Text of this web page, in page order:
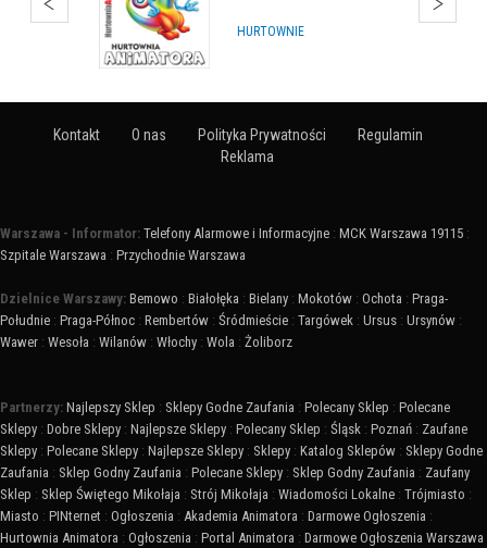
HURTOWNIE
Kontakt O nas Polityka Prywatności
Regulamin
Reklama
Warszawa - Informator: Telefony Alarmowe i Informacyjne : MCK Warszawa 19115 :
Szpitale Warszawa : Przychodnie Warszawa
Dzielnice Warszawy: Bemowo : Białołęka : Bielany : Mokotów : Ochota : Praga-
Południe : Praga-Północ : Rembertów : Śródmieście : Targówek : Ursus : Ursynów :
Wawer : Wesoła : Wilanów : Włochy : Wola : Żoliborz
Partnerzy: Najlepszy Sklep : Sklepy Godne Zaufania : Polecany Sklep : Polecane
Sklepy : Dobre Sklepy : Najlepsze Sklepy : Polecany Sklep : Śląsk : Poznań : Zaufane
Sklepy : Polecane Sklepy : Najlepsze Sklepy : Sklepy : Katalog Sklepów : Sklepy Godne
Zaufania : Sklep Godny Zaufania : Polecane Sklepy : Sklep Godny Zaufania : Zaufany
Sklep : Sklep Świętego Mikołaja : Strój Mikołaja : Wiadomości Lokalne : Trójmiasto :
Miasto : PINternet : Ogłoszenia : Akademia Animatora : Darmowe Ogłoszenia :
Hurtownia Animatora : Ogłoszenia : Portal Animatora : Darmowe Ogłoszenia Warszawa